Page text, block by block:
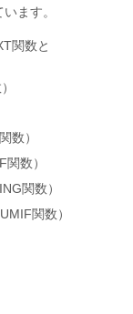
ます。
関数と
数）
数）
関数）
関数）